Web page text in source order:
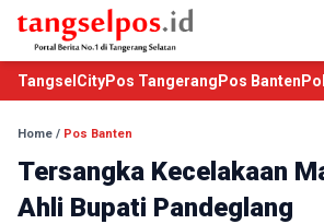
TangselCityPos Tangerang Pos Banten
Home / Pos Banten
Tersangka Kecelakaan
Ahli Bupati Pandeglang